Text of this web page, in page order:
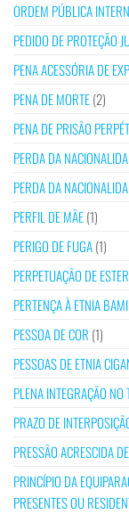
ORDEM PÚBLICA
PEDIDO DE PROTEÇÃO
PENA ACESSÓRIA DE
PENA DE MORTE(2)
PENA DE PRISÃO
PERDA DA
PERDA DA
PERFIL DE MÃE(1)
PERIGO DE FUGA(1)
PERPETUAÇÃO DE
PERTENÇA À ETNIA
PESSOA DE COR (1)
PESSOAS DE ETNIA
PLENA INTEGRAÇÃO NO
PRAZO DE
PRESSÃO ACRESCIDA
PRINCÍPIO DA
PRESENTES OU